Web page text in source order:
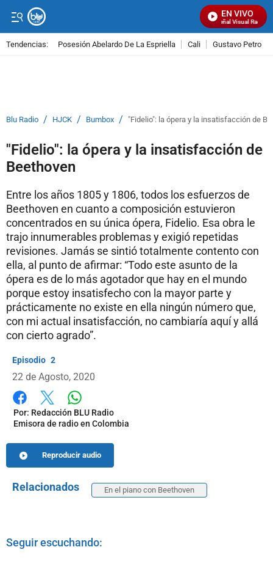
EN VIVO
Señal Visual Radio
Tendencias: Posesión Abelardo De La Espriella Cali Gustavo Petro
Blu Radio / HJCK / Bumbox / "Fidelio": la ópera y la insatisfacción de
"Fidelio": la ópera y la insatisfacción de
Beethoven
Entre los años 1805 y 1806, todos los esfuerzos de
Beethoven en cuanto a composición estuvieron
concentrados en su única ópera, Fidelio. Esa obra le
trajo innumerables problemas y exigió repetidas
revisiones. Jamás se sintió totalmente contento con
ella, al punto de afirmar: “Todo este asunto de la
ópera es de lo más agotador que hay en el mundo
porque estoy insatisfecho con la mayor parte y
prácticamente no existe en ella ningún número que,
con mi actual insatisfacción, no cambiaría aquí y allá
con cierto agrado”.
2
22 de Agosto, 2020
Facebook
X Whatsapp
Por: Redacción BLU Radio
Emisora de radio en Colombia
Reproducir audio
Relacionados En el piano con Beethoven
Seguir escuchando: